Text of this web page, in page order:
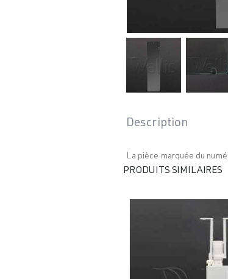
Description
La pièce marquée du
PRODUITS SIMILAIRES